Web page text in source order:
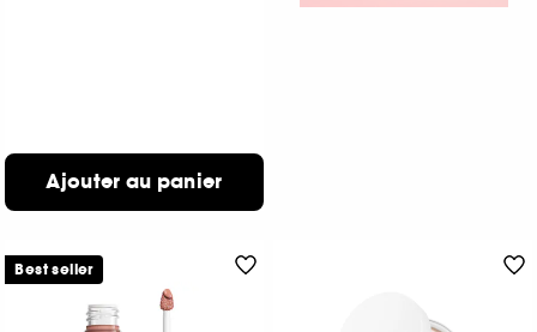
Ajouter au panier
Best seller